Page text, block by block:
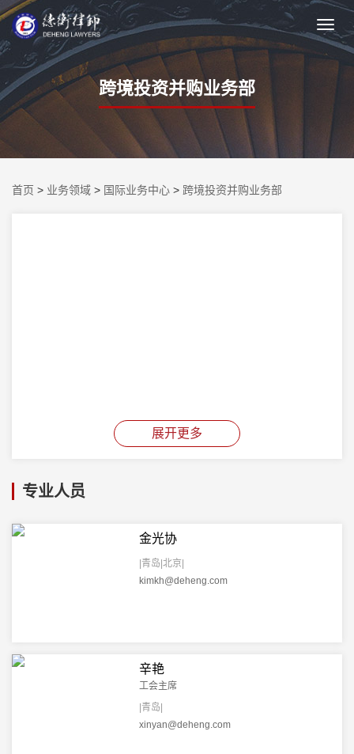
跨境投资并购业务部
首页 > 业务领域 > 国际业务中心 > 跨境投资并购业务部
展开更多
专业人员
金光协
|青岛|北京|
kimkh@deheng.com
辛艳
工会主席
|青岛|
xinyan@deheng.com